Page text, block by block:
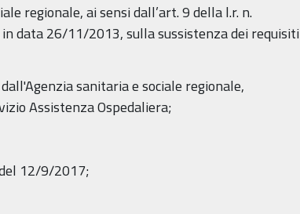
regionale, ai sensi dall’art. 9 della l.r. n.
data 26/11/2013, sulla sussistenza dei requisiti
sanitaria e sociale regionale,
Assistenza Ospedaliera;
12/9/2017;